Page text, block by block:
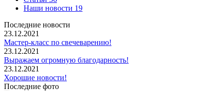
Наши новости 19
Последние новости
23.12.2021
Мастер-класс по свечеварению!
23.12.2021
Выражаем огромную благодарность!
23.12.2021
Хорошие новости!
Последние фото